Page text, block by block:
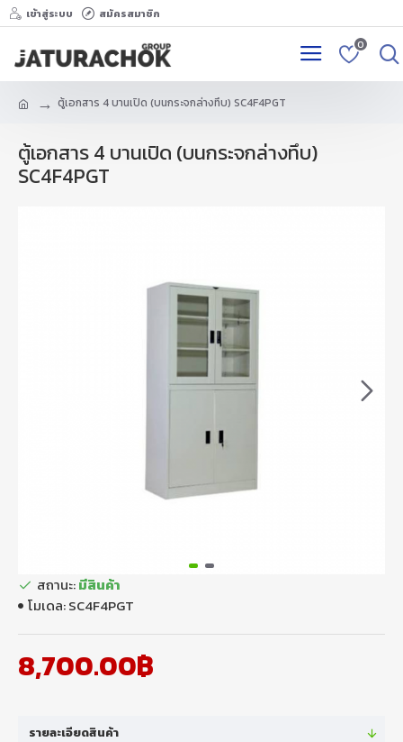
เข้าสู่ระบบ สมัครสมาชิก
0
ตู้เอกสาร 4 บานเปิด (บนกระจกล่างทึบ) SC4F4PGT
ตู้เอกสาร 4 บานเปิด (บนกระจกล่างทึบ)
SC4F4PGT
8,700.00฿
สถานะ:มีสินค้า
โมเดล:SC4F4PGT
รายละเอียดสินค้า